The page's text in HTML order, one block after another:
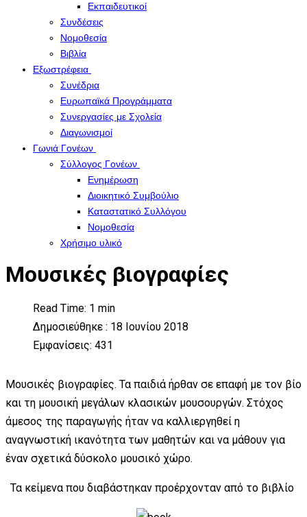
Εκπαιδευτικοί
Συνδέσεις
Νομοθεσία
Βιβλία
Εξωστρέφεια
Συνέδρια
Ευρωπαϊκά Προγράμματα
Συνεργασίες με Σχολεία
Διαγωνισμοί
Γωνιά Γονέων
Σύλλογος Γονέων
Ενημέρωση
Διοικητικό Συμβούλιο
Καταστατικό Συλλόγου
Νομοθεσία
Χρήσιμο υλικό
Μουσικές βιογραφίες
Read Time: 1 min
Δημοσιεύθηκε : 18 Ιουνίου 2018
Εμφανίσεις: 431
Μουσικές βιογραφίες. Τα παιδιά ήρθαν σε επαφή με τον βίο
και τη μουσική μεγάλων κλασικών μουσουργών. Στόχος
άμεσος της παραγωγής ήταν να καλλιεργηθεί η
αναγνωστική ικανότητα των μαθητών και να μάθουν για
έναν σχετικά δύσκολο μουσικό χώρο.
Τα κείμενα που διαβάστηκαν προέρχονταν από το βιβλίο